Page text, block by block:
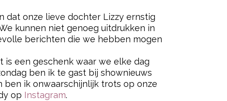
dat onze lieve dochter Lizzy ernstig
kunnen niet genoeg uitdrukken in
berichten die we hebben mogen
is een geschenk waar we elke dag
ben ik te gast bij shownieuws
ben ik onwaarschijnlijk trots op onze
op Instagram.